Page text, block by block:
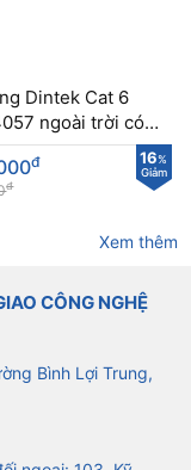
Dintek Cat 6
ngoài trời có
cường lực
16%
Giảm
đ
đ
Xem thêm
CÔNG NGHỆ
Bình Lợi Trung,